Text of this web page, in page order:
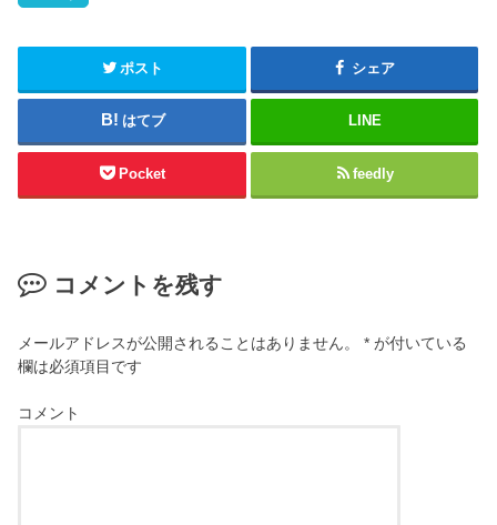
ポスト シェア
はてブ LINE
Pocket feedly
コメントを残す
メールアドレスが公開されることはありません。 * が付いている
欄は必須項目です
コメント